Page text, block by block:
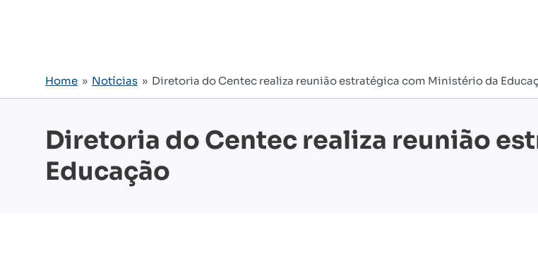
Home » Notícias » Diretoria do Centec realiza reunião estratégica com Ministério da
Diretoria do Centec realiza reunião
Educação